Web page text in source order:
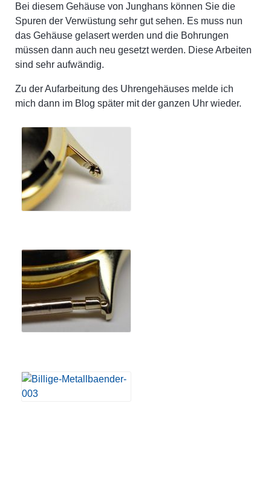
Bei diesem Gehäuse von Junghans können Sie die
Spuren der Verwüstung sehr gut sehen. Es muss nun
das Gehäuse gelasert werden und die Bohrungen
müssen dann auch neu gesetzt werden. Diese Arbeiten
sind sehr aufwändig.
Zu der Aufarbeitung des Uhrengehäuses melde ich
mich dann im Blog später mit der ganzen Uhr wieder.